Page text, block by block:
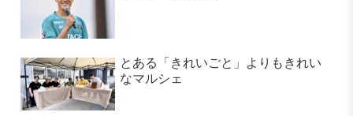
とある「きれいごと」よりもきれい
なマルシェ